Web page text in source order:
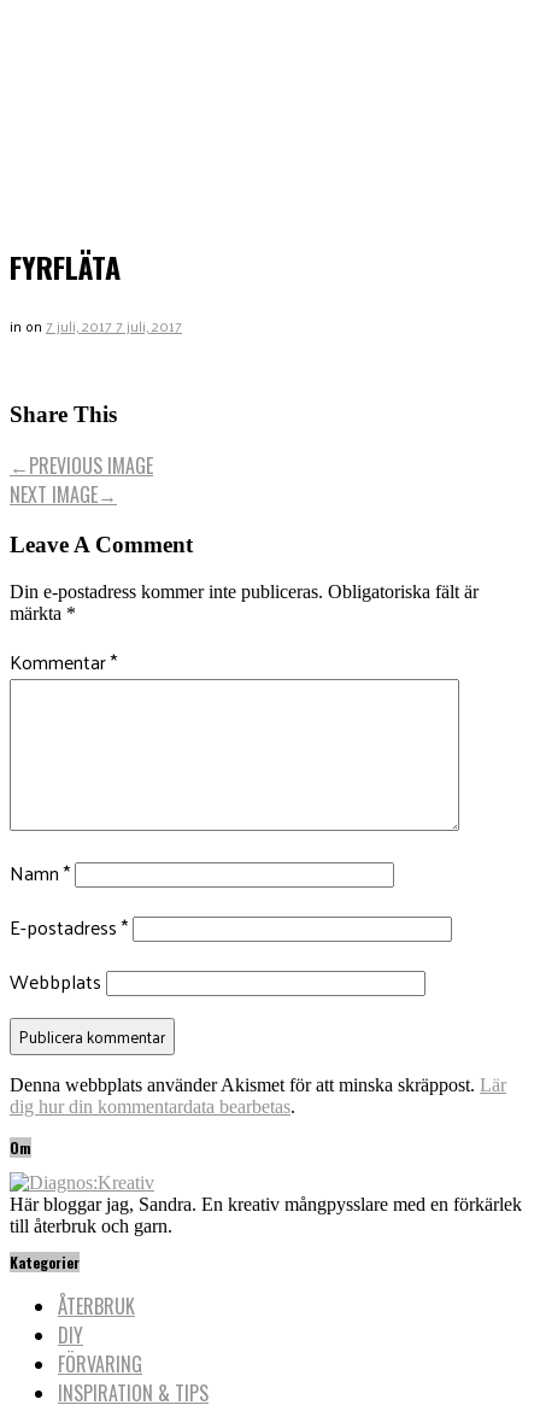
FYRFLÄTA
in on7 juli, 20177 juli, 2017
Share This
←PREVIOUS IMAGE
NEXT IMAGE→
Leave A Comment
Din e-postadress kommer inte publiceras. Obligatoriska fält är
märkta *
Kommentar*
Namn*
E-postadress*
Webbplats
Denna webbplats använder Akismet för att minska skräppost. Lär
dig hur din kommentardata bearbetas.
Om
Här bloggar jag, Sandra. En kreativ mångpysslare med en förkärlek
till återbruk och garn.
Kategorier
ÅTERBRUK
DIY
FÖRVARING
INSPIRATION & TIPS